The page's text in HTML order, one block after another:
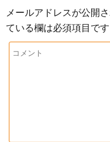
メールアドレスが公開
ている欄は必須項目です